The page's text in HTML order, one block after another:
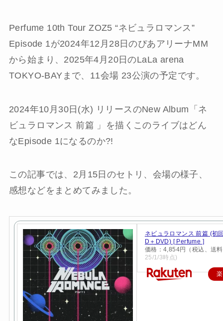
Perfume 10th Tour ZOZ5 “ネビュラロマンス”
Episode 1が2024年12月28日のぴあアリーナMM
から始まり、2025年4月20日のLaLa arena
TOKYO-BAYまで、11会場 23公演の予定です。
2024年10月30日(水) リリースのNew Album「ネ
ビュラロマンス 前篇 」を描くこのライブはどん
なEpisode 1になるのか?!
この記事では、2月15日のセトリ、会場の様子、
感想などをまとめてみました。
ネビュラロマンス 前篇 (初
D＋DVD) [ Perfume ]
価格：4,854円（税込、送
25/1/3時点)